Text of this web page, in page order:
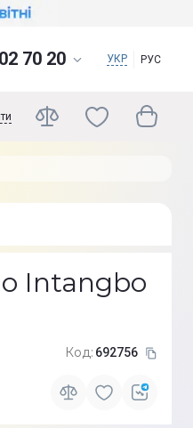
70 20 УКР РУС
Intangbo
Код: 692756